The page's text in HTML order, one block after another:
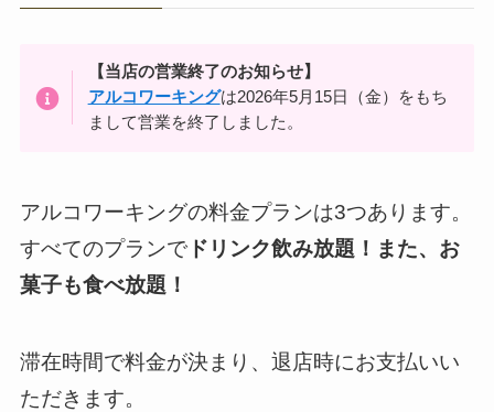
【当店の営業終了のお知らせ】
アルコワーキングは2026年5月15日（金）をもち
まして営業を終了しました。
アルコワーキングの料金プランは3つあります。
すべてのプランでドリンク飲み放題！また、お
菓子も食べ放題！
滞在時間で料金が決まり、退店時にお支払いい
ただきます。